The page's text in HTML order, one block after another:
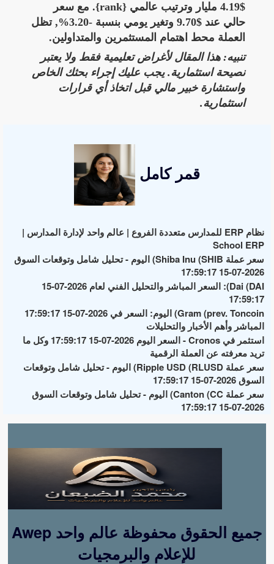
$4.19 مليار وترتيب عالمي {rank}. مع سعر
حالي عند $9.70 وتغير يومي بنسبة -3.20%, تظل
العملة محط اهتمام المستثمرين والمتداولين.
تنبيه: هذا المقال لأغراض تعليمية فقط ولا يعتبر
نصيحة استثمارية. يجب عليك إجراء بحثك الخاص
واستشارة خبير مالي قبل اتخاذ أي قرارات
استثمارية.
قمر كامل
نظام ERP للمدارس متعددة الفروع | عالم واحد لإدارة المدارس |
School ERP
سعر عملة Shiba Inu (SHIB) اليوم - تحليل شامل وتوقعات السوق
2026-07-15 17:59:17
Dai (DAI): السعر المباشر والتحليل الفني لعام 2026-07-15
17:59:17
Gram (prev. Toncoin) اليوم: السعر في 2026-07-15 17:59:17
المباشر وأهم الأخبار والتحليلات
استثمر في Cronos - السعر اليوم 2026-07-15 17:59:17 وكل ما
تريد معرفته عن العملة الرقمية
سعر عملة Ripple USD (RLUSD) اليوم - تحليل شامل وتوقعات
السوق 2026-07-15 17:59:17
سعر عملة Canton (CC) اليوم - تحليل شامل وتوقعات السوق
2026-07-15 17:59:17
Awep جميع الحقوق محفوظة عالم واحد
للإعلام والبرمجيات